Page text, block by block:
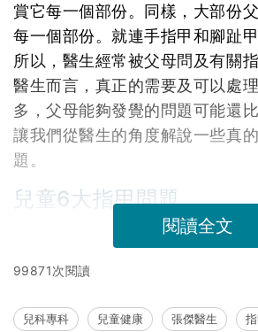
賞它每一個部份。同樣，大部份
每一個部份。就連手指甲和腳趾
所以，醫生經常被父母問及有關
醫生而言，真正的需要及可以處
多，父母能夠發覺的問題可能還
讓我們從醫生的角度解說一些真
題。
兒童6大指甲問題
閱讀全文
99871次閱讀
兒科專科 兒童健康 張傑醫生